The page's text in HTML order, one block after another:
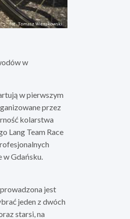
w
w pierwszym
przez
kolarstwa
Lang Team Race
Gdańsku.
jest
jeden z dwóch
starsi, na